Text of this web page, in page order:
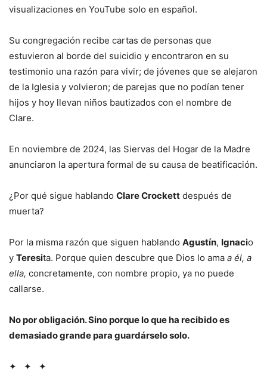
visualizaciones en YouTube solo en español.
Su congregación recibe cartas de personas que
estuvieron al borde del suicidio y encontraron en su
testimonio una razón para vivir; de jóvenes que se alejaron
de la Iglesia y volvieron; de parejas que no podían tener
hijos y hoy llevan niños bautizados con el nombre de
Clare.
En noviembre de 2024, las Siervas del Hogar de la Madre
anunciaron la apertura formal de su causa de beatificación.
¿Por qué sigue hablando Clare Crockett después de
muerta?
Por la misma razón que siguen hablando Agustín, Ignacio
y Teresita. Porque quien descubre que Dios lo ama a él, a
ella, concretamente, con nombre propio, ya no puede
callarse.
No por obligación. Sino porque lo que ha recibido es
demasiado grande para guardárselo solo.
✦ ✦ ✦